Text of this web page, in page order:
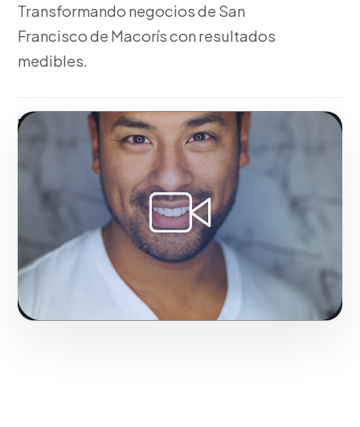
Transformando negocios de San
Francisco de Macorís con resultados
medibles.
Fase 1:
Pensando en tu negocio, configuración
técnica de etiquetas y píxeles de seguimiento.
Transformando negocios de San Francisco de
Macorís con resultados medibles.
Solicitar servicio